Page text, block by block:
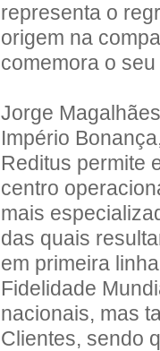
representa o
origem na
comemora o
Jorge
Império
Reditus permite
centro
mais
das quais
em primeira
Fidelidade
nacionais, mas
Clientes, sendo